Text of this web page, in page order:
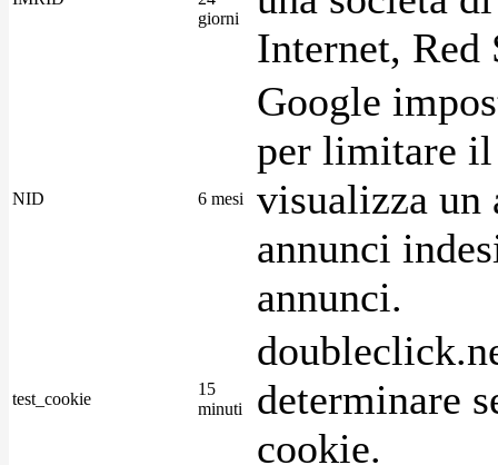
giorni
Internet, Red
NID 6 mesi
Google
per limitare
visualizza un
annunci
annunci.
test_cookie
15
minuti
determinare
cookie.